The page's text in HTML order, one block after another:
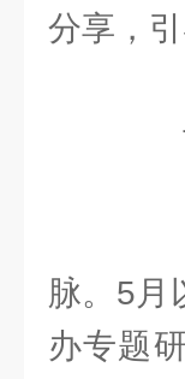
分享，
专
计
脉。5月
办专题